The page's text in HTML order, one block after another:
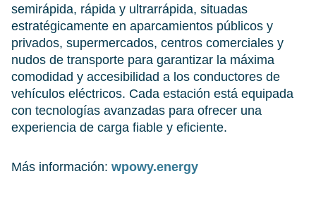
semirápida, rápida y ultrarrápida, situadas
estratégicamente en aparcamientos públicos y
privados, supermercados, centros comerciales y
nudos de transporte para garantizar la máxima
comodidad y accesibilidad a los conductores de
vehículos eléctricos. Cada estación está equipada
con tecnologías avanzadas para ofrecer una
experiencia de carga fiable y eficiente.
Más información: wpowy.energy